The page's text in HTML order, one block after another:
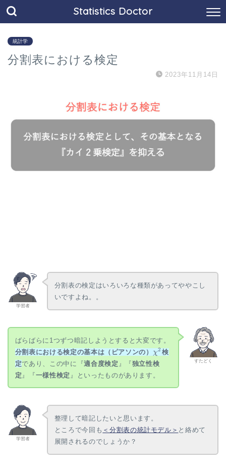
Statistics Doctor
統計学
分割表における検定
2023年11月14日
\vec#1{\boldsymbol{#1}} \\
\gdef \rank {\mathrm{rank}}
\\ \gdef \det
{\mathrm{det}} \\ \gdef
\Bern {\mathrm{Bern}} \\
\gdef \Mn {\mathrm{Mn}} \\
\gdef \Cov {\mathrm{Cov}}
\\ \gdef \Po {\mathrm{Po}}
\\ \gdef \HG {\mathrm{HG}}
\\ \gdef \Geo
{\mathrm{Geo}}\\ \gdef \N
{\mathrm{N}} \\ \gdef \LN
{\mathrm{U}} \\ \gdef \t
{\mathrm{t}} \\ \gdef \F
{\mathrm{F}} \\ \gdef \Exp
{\mathrm{Exp}} \\ \gdef \Ga
{\mathrm{Ga}} \\ \gdef \Be
{\mathrm{Be}} \\ \gdef \NB
学習者
分割表の検定はいろいろな種類があってややこし
いですよね。。
すたどく
ばらばらに1つずつ暗記しようとすると大変です。
分割表における検定の基本は（ピアソンの） \chi^2
χ2検
定であり、この中に『適合度検定 』『独立性検
定 』『一様性検定 』といったものがあります。
学習者
整理して暗記したいと思います。
ところで今回も ＜分割表の統計モデル＞ と絡めて
展開されるのでしょうか？